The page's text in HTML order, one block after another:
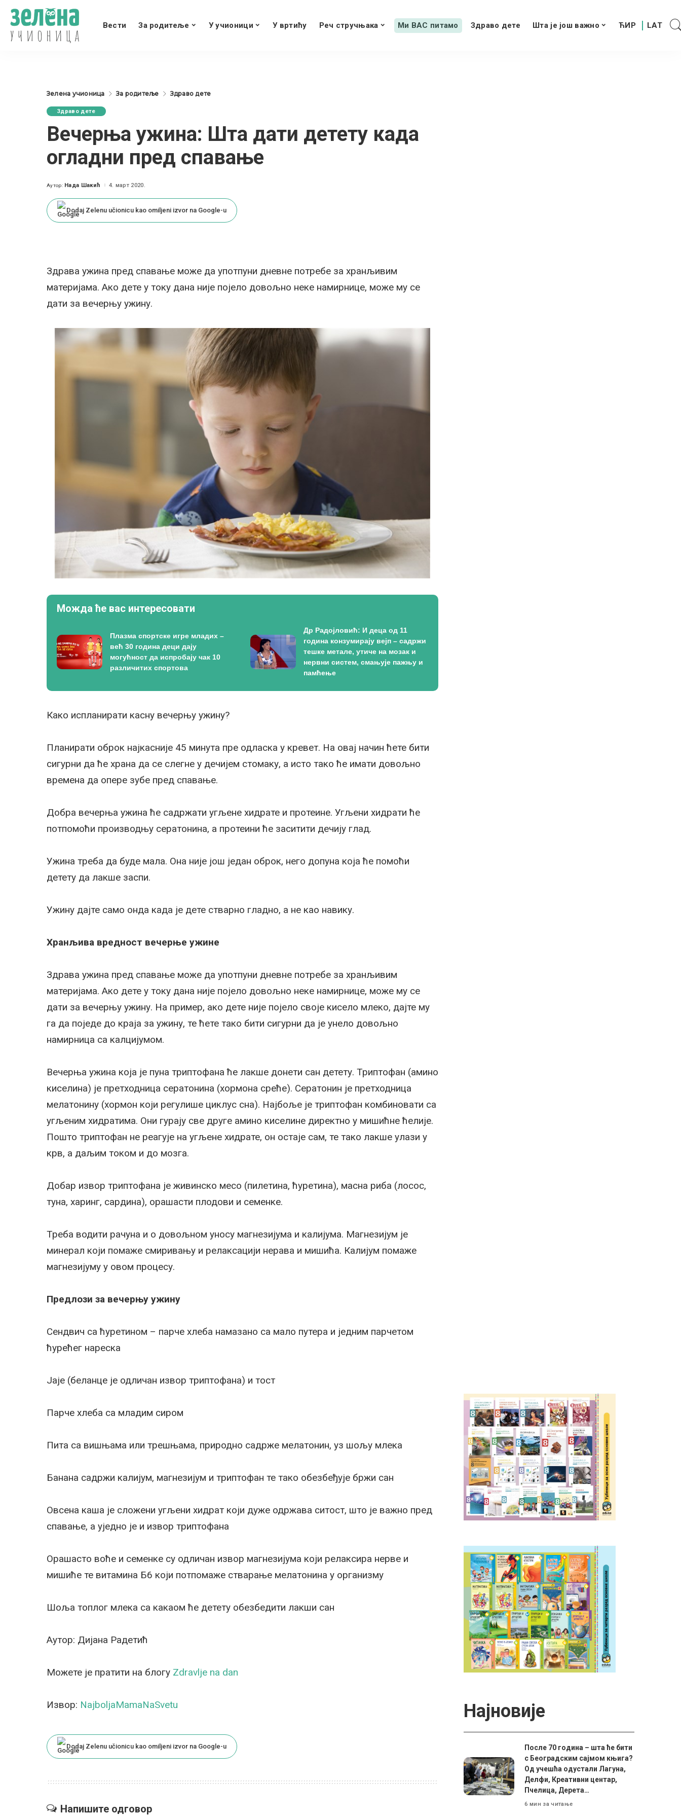
Вести За родитеље У учионици У вртићу Реч стручњака Ми ВАС питамо Здраво дете Шта је још важно
Зелена учионица За родитеље Здраво дете
Здраво дете
Вечерња ужина: Шта дати детету када
огладни пред спавање
Posted
Аутор: Нада Шакић 4. март 2020.
Dodaj Zelenu učionicu kao omiljeni izvor na Google-u
Здрава ужина пред спавање може да употпуни дневне потребе за хранљивим
материјама. Ако дете у току дана није појело довољно неке намирнице, може му се
дати за вечерњу ужину.
Можда ће вас интересовати
Плазма спортске игре младих –
већ 30 година деци дају
могућност да испробају чак 10
различитих спортова
Др Радојловић: И деца од 11
година конзумирају вејп – садржи
тешке метале, утиче на мозак и
нервни систем, смањује пажњу и
памћење
Како испланирати касну вечерњу ужину?
Планирати оброк најкасније 45 минута пре одласка у кревет. На овај начин ћете бити
сигурни да ће храна да се слегне у дечијем стомаку, а исто тако ће имати довољно
времена да опере зубе пред спавање.
Добра вечерња ужина ће садржати угљене хидрате и протеине. Угљени хидрати ће
потпомоћи производњу сератонина, а протеини ће заситити дечију глад.
Ужина треба да буде мала. Она није још један оброк, него допуна која ће помоћи
детету да лакше заспи.
Ужину дајте само онда када је дете стварно гладно, а не као навику.
Хранљива вредност вечерње ужине
Здрава ужина пред спавање може да употпуни дневне потребе за хранљивим
материјама. Ако дете у току дана није појело довољно неке намирнице, може му се
дати за вечерњу ужину. На пример, ако дете није појело своје кисело млеко, дајте му
га да поједе до краја за ужину, те ћете тако бити сигурни да је унело довољно
намирница са калцијумом.
Вечерња ужина која је пуна триптофана ће лакше донети сан детету. Триптофан (амино
киселина) је претходница сератонина (хормона среће). Сератонин је претходница
мелатонину (хормон који регулише циклус сна). Најбоље је триптофан комбиновати са
угљеним хидратима. Они гурају све друге амино киселине директно у мишићне ћелије.
Пошто триптофан не реагује на угљене хидрате, он остаје сам, те тако лакше улази у
крв, а даљим током и до мозга.
Добар извор триптофана је живинско месо (пилетина, ћуретина), масна риба (лосос,
туна, харинг, сардина), орашасти плодови и семенке.
Треба водити рачуна и о довољном уносу магнезијума и калијума. Магнезијум је
минерал који помаже смиривању и релаксацији нерава и мишића. Калијум помаже
магнезијуму у овом процесу.
Предлози за вечерњу ужину
Сендвич са ћуретином – парче хлеба намазано са мало путера и једним парчетом
ћурећег нареска
Јаје (беланце је одличан извор триптофана) и тост
Парче хлеба са младим сиром
Пита са вишњама или трешњама, природно садрже мелатонин, уз шољу млека
Банана садржи калијум, магнезијум и триптофан те тако обезбеђује бржи сан
Овсена каша је сложени угљени хидрат који дуже одржава ситост, што је важно пред
спавање, а уједно је и извор триптофана
Орашасто воће и семенке су одличан извор магнезијума који релаксира нерве и
мишиће те витамина Б6 који потпомаже стварање мелатонина у организму
Шоља топлог млека са какаом ће детету обезбедити лакши сан
Аутор: Дијана Радетић
Можете је пратити на блогу Zdravlje na dan
Извор: NajboljaMamaNaSvetu
Dodaj Zelenu učionicu kao omiljeni izvor na Google-u
Напишите одговор
Најновије
После 70 година – шта ће бити
с Београдским сајмом књига?
Од учешћа одустали Лагуна,
Делфи, Креативни центар,
Пчелица, Дерета…
6 мин за читање